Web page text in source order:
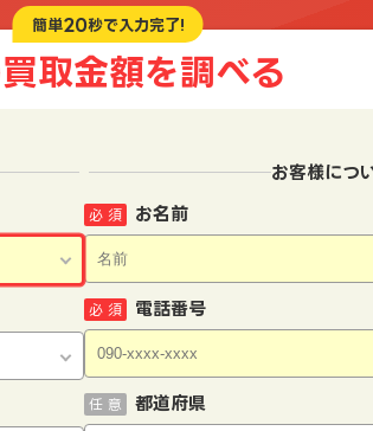
簡単20秒で入力完了!
取金額を調べる
お客様につ
お名前
必 須
電話番号
必 須
都道府県
任 意